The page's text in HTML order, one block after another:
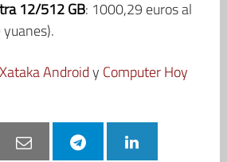
12/512 GB: 1000,29 euros al
Xataka Androidy Computer Hoy